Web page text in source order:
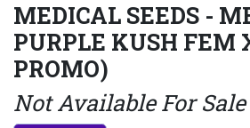
MEDICAL SEEDS -
PURPLE KUSH FEM
PROMO)
Not Available For Sale